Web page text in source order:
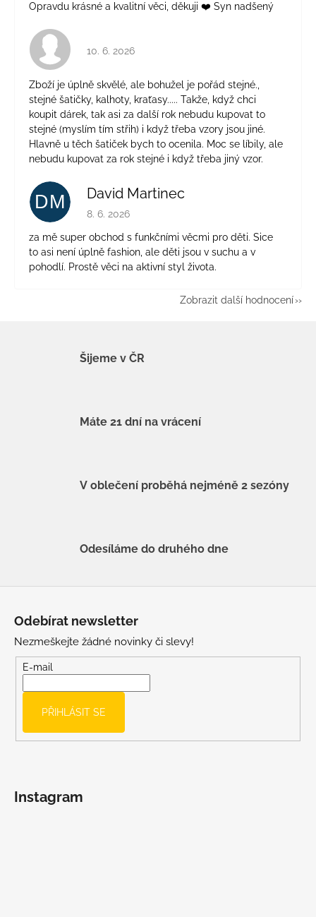
Opravdu krásné a kvalitní věci, děkuji ❤️ Syn nadšený
Hodnocení obchodu je 4 z 5 hvězdiček.
10. 6. 2026
Zboží je úplně skvělé, ale bohužel je pořád stejné.,
stejné šatičky, kalhoty, kraťasy..... Takže, když chci
koupit dárek, tak asi za další rok nebudu kupovat to
stejné (myslím tím střih) i když třeba vzory jsou jiné.
Hlavně u těch šatiček bych to ocenila. Moc se líbily, ale
nebudu kupovat za rok stejné i když třeba jiný vzor.
DM David Martinec
Hodnocení obchodu je 5 z 5 hvězdiček.
8. 6. 2026
za mě super obchod s funkčními věcmi pro děti. Sice
to asi není úplně fashion, ale děti jsou v suchu a v
pohodlí. Prostě věci na aktivní styl života.
Zobrazit další hodnocení
Šijeme v ČR
Máte 21 dní na vrácení
V oblečení proběhá nejméně 2 sezóny
Odesíláme do druhého dne
Odebírat newsletter
Nezmeškejte žádné novinky či slevy!
E-mail
PŘIHLÁSIT SE
Instagram